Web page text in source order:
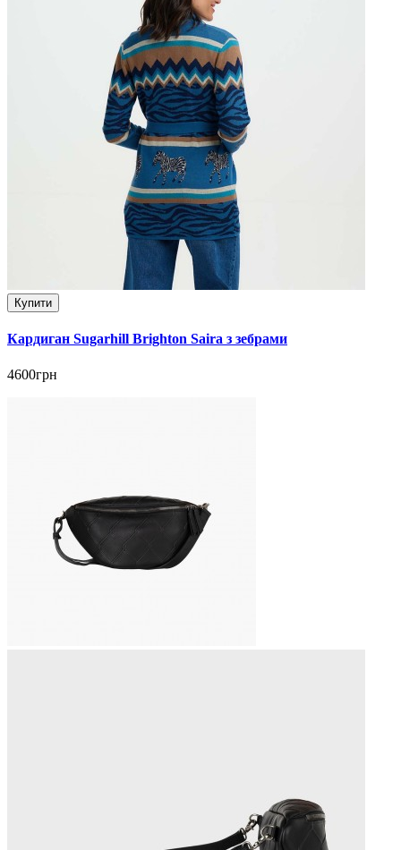
Купити
Кардиган Sugarhill Brighton Saira з зебрами
4600грн